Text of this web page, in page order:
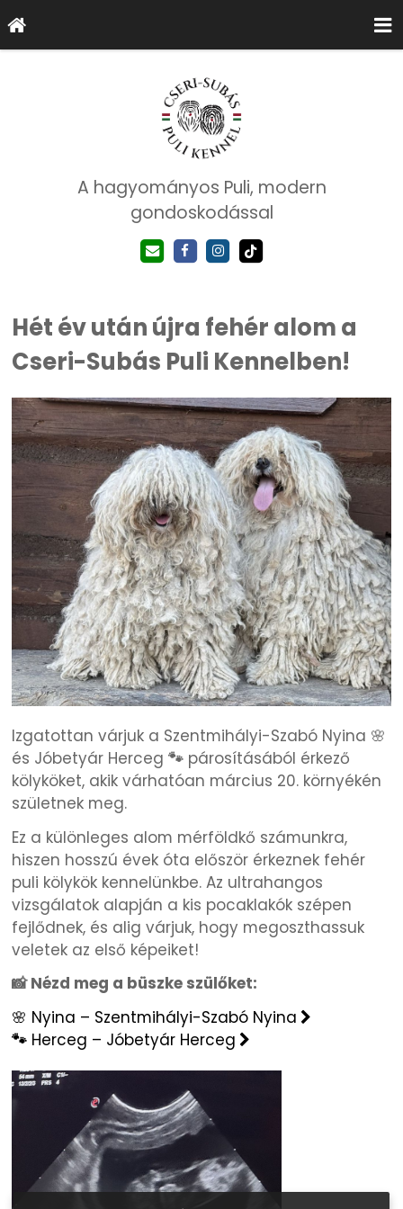
A hagyományos Puli, modern
gondoskodással
Hét év után újra fehér alom a
Cseri-Subás Puli Kennelben!
Izgatottan várjuk a Szentmihályi-Szabó Nyina 🌸
és Jóbetyár Herceg 🐾párosításából érkező
kölyköket, akik várhatóan március 20. környékén
születnek meg.
Ez a különleges alom mérföldkő számunkra,
hiszen hosszú évek óta először érkeznek fehér
puli kölykök kennelünkbe. Az ultrahangos
vizsgálatok alapján a kis pocaklakók szépen
fejlődnek, és alig várjuk, hogy megoszthassuk
veletek az első képeiket!
📸 Nézd meg a büszke szülőket:
🌸 Nyina – Szentmihályi-Szabó Nyina
🐾Herceg – Jóbetyár Herceg